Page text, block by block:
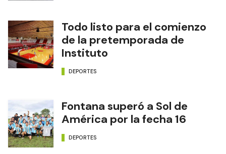
Todo listo para el comienzo
de la pretemporada de
Instituto
DEPORTES
Fontana superó a Sol de
América por la fecha 16
DEPORTES